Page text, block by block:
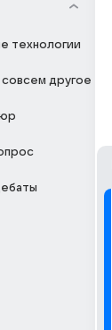
технологии
другое